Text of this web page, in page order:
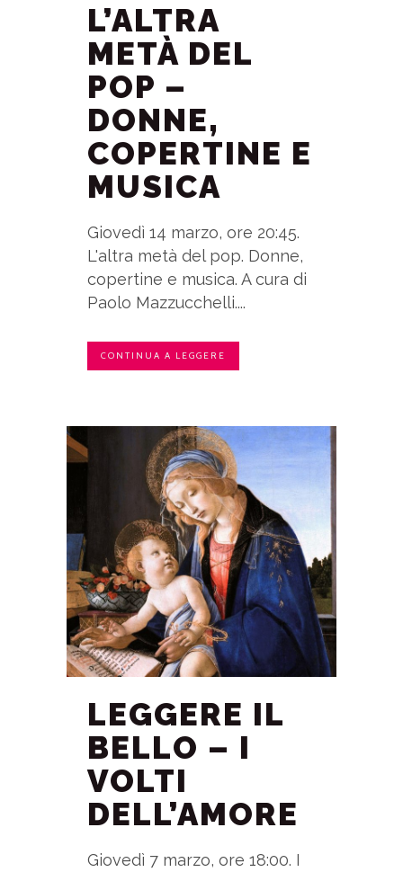
L’ALTRA
METÀ DEL
POP –
DONNE,
COPERTINE E
MUSICA
Giovedì 14 marzo, ore 20:45.
L'altra metà del pop. Donne,
copertine e musica. A cura di
Paolo Mazzucchelli....
CONTINUA A LEGGERE
LEGGERE IL
BELLO – I
VOLTI
DELL’AMORE
Giovedì 7 marzo, ore 18:00. I